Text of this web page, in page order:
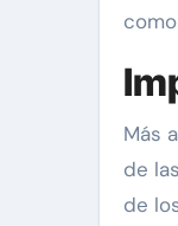
Más
de
de